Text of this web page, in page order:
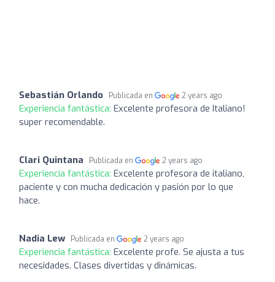
Sebastián Orlando Publicada en 2 years ago
Experiencia fantástica: Excelente profesora de Italiano!
super recomendable.
Clari Quintana Publicada en 2 years ago
Experiencia fantástica: Excelente profesora de italiano,
paciente y con mucha dedicación y pasión por lo que
hace.
Nadia Lew Publicada en 2 years ago
Experiencia fantástica: Excelente profe. Se ajusta a tus
necesidades. Clases divertidas y dinámicas.